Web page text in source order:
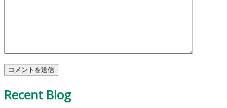
Recent Blog